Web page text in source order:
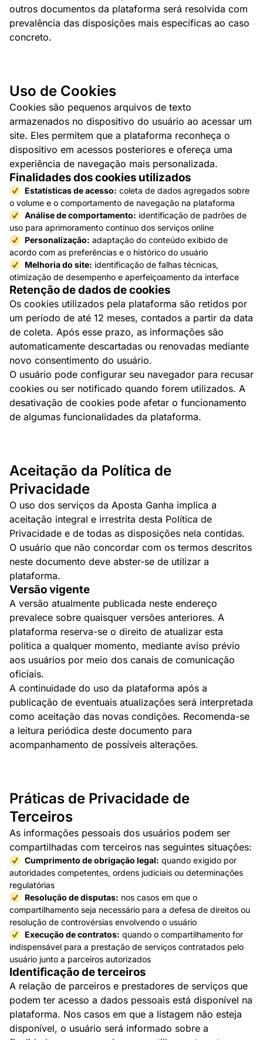
outros documentos da plataforma será resolvida com
prevalência das disposições mais específicas ao caso
concreto.
Uso de Cookies
Cookies são pequenos arquivos de texto
armazenados no dispositivo do usuário ao acessar um
site. Eles permitem que a plataforma reconheça o
dispositivo em acessos posteriores e ofereça uma
experiência de navegação mais personalizada.
Finalidades dos cookies utilizados
Estatísticas de acesso: coleta de dados agregados sobre
o volume e o comportamento de navegação na plataforma
Análise de comportamento: identificação de padrões de
uso para aprimoramento contínuo dos serviços online
Personalização: adaptação do conteúdo exibido de
acordo com as preferências e o histórico do usuário
Melhoria do site: identificação de falhas técnicas,
otimização de desempenho e aperfeiçoamento da interface
Retenção de dados de cookies
Os cookies utilizados pela plataforma são retidos por
um período de até 12 meses, contados a partir da data
de coleta. Após esse prazo, as informações são
automaticamente descartadas ou renovadas mediante
novo consentimento do usuário.
O usuário pode configurar seu navegador para recusar
cookies ou ser notificado quando forem utilizados. A
desativação de cookies pode afetar o funcionamento
de algumas funcionalidades da plataforma.
Aceitação da Política de
Privacidade
O uso dos serviços da Aposta Ganha implica a
aceitação integral e irrestrita desta Política de
Privacidade e de todas as disposições nela contidas.
O usuário que não concordar com os termos descritos
neste documento deve abster-se de utilizar a
plataforma.
Versão vigente
A versão atualmente publicada neste endereço
prevalece sobre quaisquer versões anteriores. A
plataforma reserva-se o direito de atualizar esta
política a qualquer momento, mediante aviso prévio
aos usuários por meio dos canais de comunicação
oficiais.
A continuidade do uso da plataforma após a
publicação de eventuais atualizações será interpretada
como aceitação das novas condições. Recomenda-se
a leitura periódica deste documento para
acompanhamento de possíveis alterações.
Práticas de Privacidade de
Terceiros
As informações pessoais dos usuários podem ser
compartilhadas com terceiros nas seguintes situações:
Cumprimento de obrigação legal: quando exigido por
autoridades competentes, ordens judiciais ou determinações
regulatórias
Resolução de disputas: nos casos em que o
compartilhamento seja necessário para a defesa de direitos ou
resolução de controvérsias envolvendo o usuário
Execução de contratos: quando o compartilhamento for
indispensável para a prestação de serviços contratados pelo
usuário junto a parceiros autorizados
Identificação de terceiros
A relação de parceiros e prestadores de serviços que
podem ter acesso a dados pessoais está disponível na
plataforma. Nos casos em que a listagem não esteja
disponível, o usuário será informado sobre a